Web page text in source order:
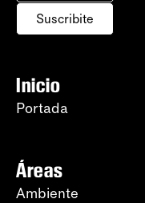
Suscribite
Inicio
Portada
Áreas
Ambiente